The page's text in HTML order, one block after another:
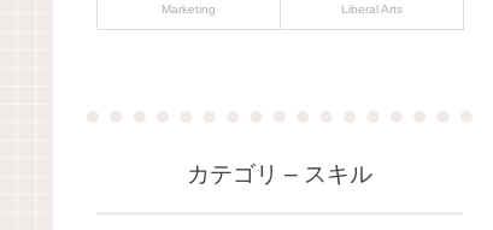
Marketing Liberal Arts
カテゴリ – スキル